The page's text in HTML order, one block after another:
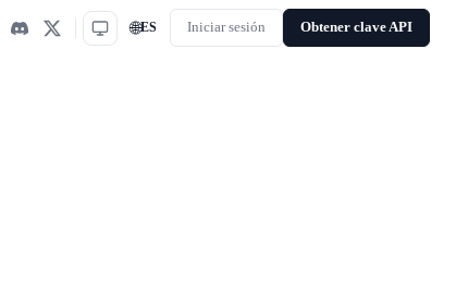
🌐ES Iniciar sesión Obtener clave API